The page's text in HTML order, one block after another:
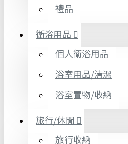
禮品
衛浴用品
個人衛浴用品
浴室用品/清潔
浴室置物/收納
旅行/休閒
旅行收納